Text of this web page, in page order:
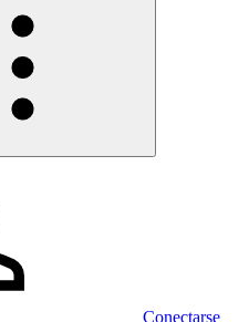
Conectarse